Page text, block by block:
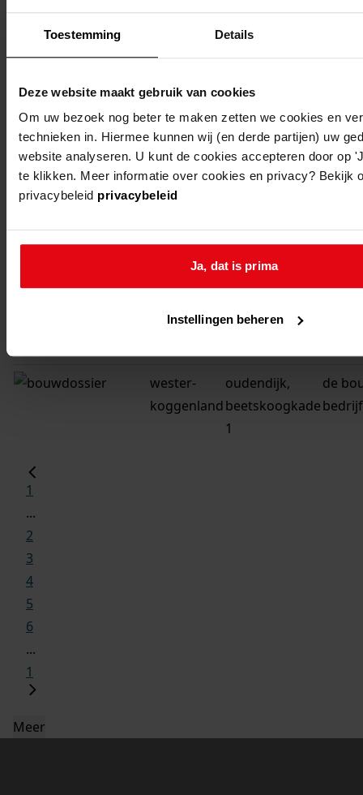
Toestemming Details
Deze website maakt gebruik van cookies
Om uw bezoek nog beter te maken zetten we cookies en
technieken in. Hiermee kunnen wij (en derde partijen) uw
website analyseren. U kunt de cookies accepteren door op
te klikken. Meer informatie over cookies en privacy? Bekijk
privacybeleid privacybeleid
Ja, dat is prima
Instellingen beheren
wester-
koggenland
oudendijk,
beetskoogkade
wester-
koggenland
oudendijk,
beetskoogkade
1
het
in
koggenlandbeetskoogkade
4
van
koggenlandbeetskoogkade
wester-
koggenland
oudendijk,
beetskoogkade
1
de
1
...
2
3
4
5
6
...
1
Meer